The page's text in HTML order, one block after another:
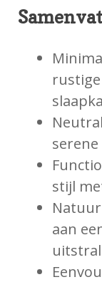
stijl
aan